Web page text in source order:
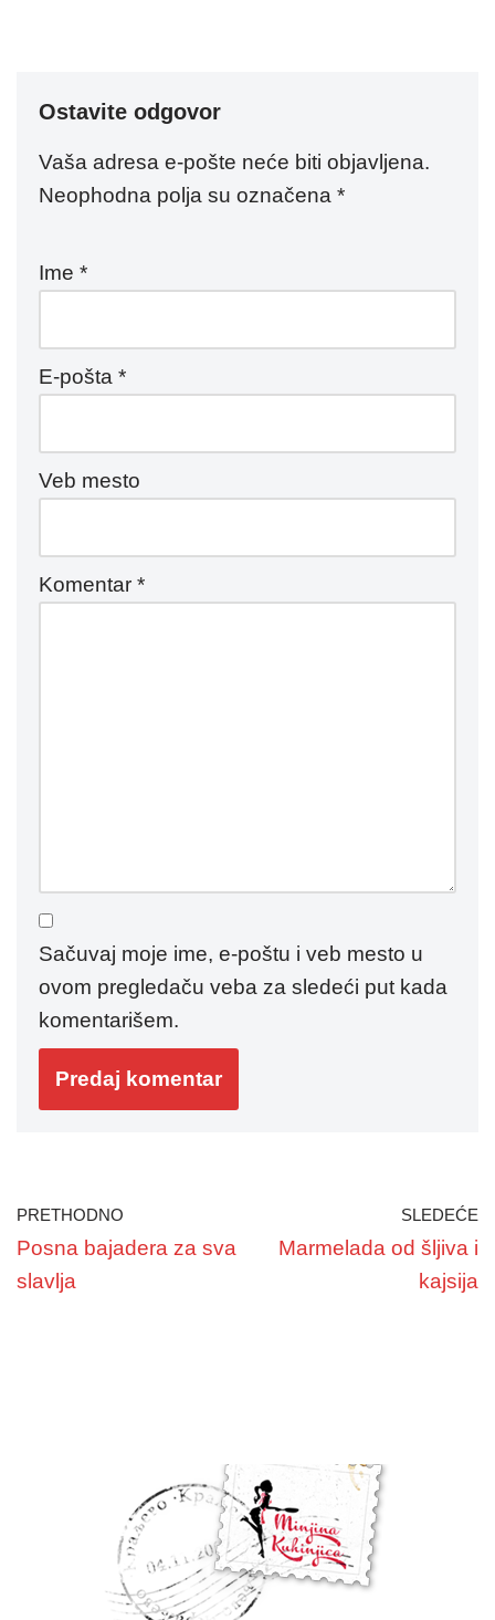
Ostavite odgovor
Vaša adresa e-pošte neće biti objavljena.
Neophodna polja su označena *
Ime *
E-pošta *
Veb mesto
Komentar *
Sačuvaj moje ime, e-poštu i veb mesto u
ovom pregledaču veba za sledeći put kada
komentarišem.
PRETHODNO
Posna bajadera za sva
slavlja
SLEDEĆE
Marmelada od šljiva i
kajsija